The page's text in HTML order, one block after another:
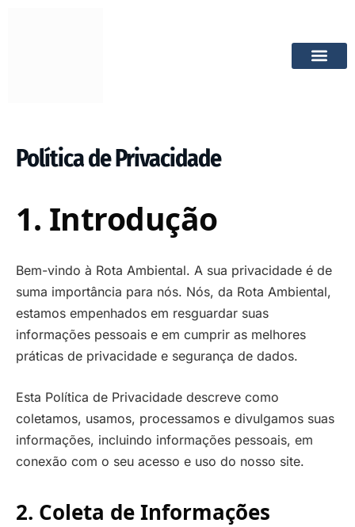
Política de Privacidade
1. Introdução
Bem-vindo à Rota Ambiental. A sua privacidade é de
suma importância para nós. Nós, da Rota Ambiental,
estamos empenhados em resguardar suas
informações pessoais e em cumprir as melhores
práticas de privacidade e segurança de dados.
Esta Política de Privacidade descreve como
coletamos, usamos, processamos e divulgamos suas
informações, incluindo informações pessoais, em
conexão com o seu acesso e uso do nosso site.
2. Coleta de Informações